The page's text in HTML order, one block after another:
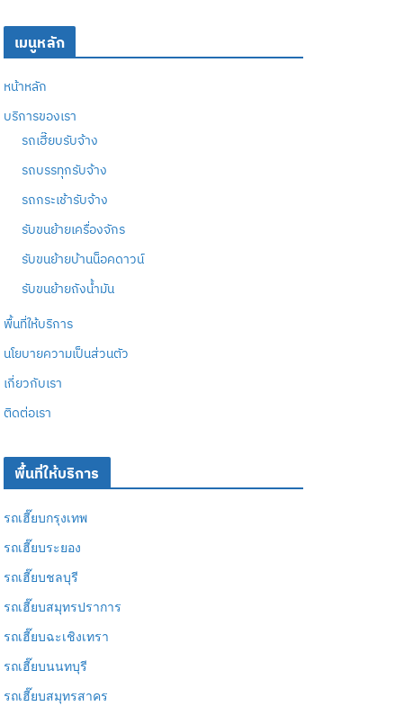
เมนูหลัก
หน้าหลัก
บริการของเรา
รถเฮี๊ยบรับจ้าง
รถบรรทุกรับจ้าง
รถกระเช้ารับจ้าง
รับขนย้ายเครื่องจักร
รับขนย้ายบ้านน็อคดาวน์
รับขนย้ายถังน้ำมัน
พื้นที่ให้บริการ
นโยบายความเป็นส่วนตัว
เกี่ยวกับเรา
ติดต่อเรา
พื้นที่ให้บริการ
รถเฮี๊ยบกรุงเทพ
รถเฮี๊ยบระยอง
รถเฮี๊ยบชลบุรี
รถเฮี๊ยบสมุทรปราการ
รถเฮี๊ยบฉะเชิงเทรา
รถเฮี๊ยบนนทบุรี
รถเฮี๊ยบสมุทรสาคร